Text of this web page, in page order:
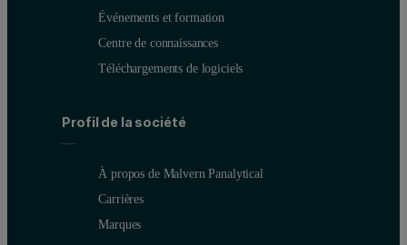
Événements et formation
Centre de connaissances
Téléchargements de logiciels
Profil de la société
À propos de Malvern Panalytical
Carrières
Marques